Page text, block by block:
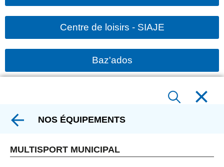
Centre de loisirs - SIAJE
Baz'ados
NOS ÉQUIPEMENTS
MULTISPORT MUNICIPAL